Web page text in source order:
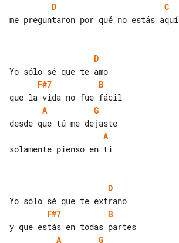
D
C
me preguntaron por qué no estás aquí
D
F#7
B
A
G
A
solamente pienso en ti
D
F#7
B
A
G